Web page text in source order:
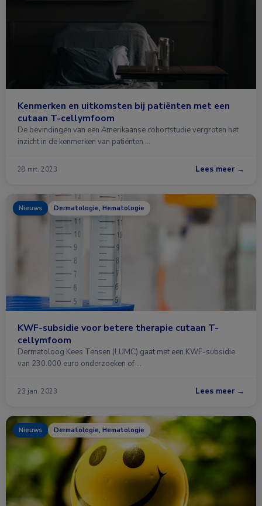
Kenmerken en uitkomsten bij patiënten met een
cutaan T-cellymfoom
De bevindingen van een Amerikaanse cohortstudie vergroten het
inzicht in de kenmerken van patiënten …
28 mrt. 2023 Lees meer →
Nieuws Dermatologie, Hematologie
KWF-subsidie voor betere therapie cutaan T-
cellymfoom
Dermatoloog Kees Tensen (LUMC) gaat met een KWF-subsidie
van 230.000 euro onderzoeken of …
23 jan. 2023 Lees meer →
Nieuws Dermatologie, Hematologie